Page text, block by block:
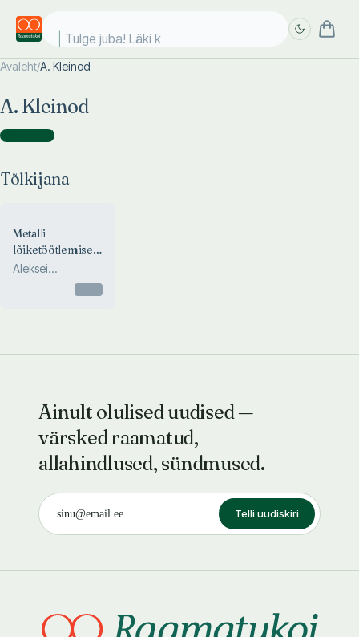
Tulge juba! Läki ko
Avaleht/A. Kleinod
A. Kleinod
Tõlkijana )
Tõlkijana
Metalli
lõiketöötlemise
pinkide remont
Aleksei
Ainult olulised uudised —
värsked raamatud,
allahindlused, sündmused.
Telli uudiskiri